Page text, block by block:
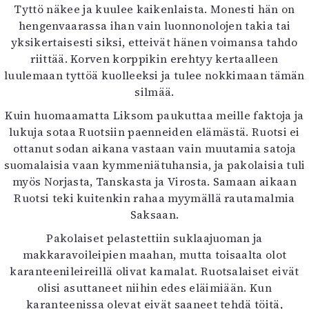
Tyttö näkee ja kuulee kaikenlaista. Monesti hän on
hengenvaarassa ihan vain luonnonolojen takia tai
yksikertaisesti siksi, etteivät hänen voimansa tahdo
riittää. Korven korppikin erehtyy kertaalleen
luulemaan tyttöä kuolleeksi ja tulee nokkimaan tämän
silmää.
Kuin huomaamatta Liksom paukuttaa meille faktoja ja
lukuja sotaa Ruotsiin paenneiden elämästä. Ruotsi ei
ottanut sodan aikana vastaan vain muutamia satoja
suomalaisia vaan kymmeniätuhansia, ja pakolaisia tuli
myös Norjasta, Tanskasta ja Virosta. Samaan aikaan
Ruotsi teki kuitenkin rahaa myymällä rautamalmia
Saksaan.
Pakolaiset pelastettiin suklaajuoman ja
makkaravoileipien maahan, mutta toisaalta olot
karanteenileireillä olivat kamalat. Ruotsalaiset eivät
olisi asuttaneet niihin edes eläimiään. Kun
karanteenissa olevat eivät saaneet tehdä töitä,